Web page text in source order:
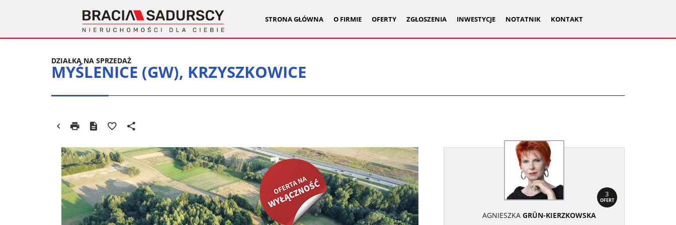
STRONA GŁÓWNA O FIRMIE OFERTY ZGŁOSZENIA INWESTYCJE NOTATNIK KONTAKT
MYŚLENICE (GW), KRZYSZKOWICE
DZIAŁKA NA SPRZEDAŻ
3
OFERT
AGNIESZKA GRÜN-KIERZKOWSKA